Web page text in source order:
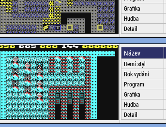
Grafika
Hudba
Detail
Název
Herní styl
Rok vydání
Program
Grafika
Hudba
Detail